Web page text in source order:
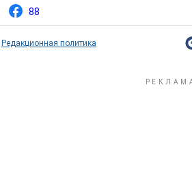
88
Редакционная политика